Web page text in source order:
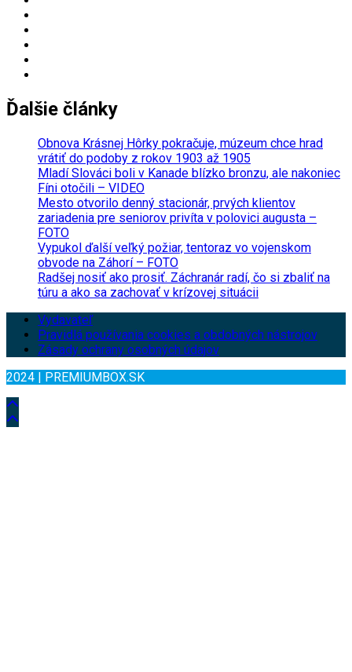
Ďalšie články
Obnova Krásnej Hôrky pokračuje, múzeum chce hrad
vrátiť do podoby z rokov 1903 až 1905
Mladí Slováci boli v Kanade blízko bronzu, ale nakoniec
Fíni otočili – VIDEO
Mesto otvorilo denný stacionár, prvých klientov
zariadenia pre seniorov privíta v polovici augusta –
FOTO
Vypukol ďalší veľký požiar, tentoraz vo vojenskom
obvode na Záhorí – FOTO
Radšej nosiť ako prosiť. Záchranár radí, čo si zbaliť na
túru a ako sa zachovať v krízovej situácii
Vydavateľ
Pravidlá používania cookies a obdobných nástrojov
Zásady ochrany osobných údajov
2024 | PREMIUMBOX.SK